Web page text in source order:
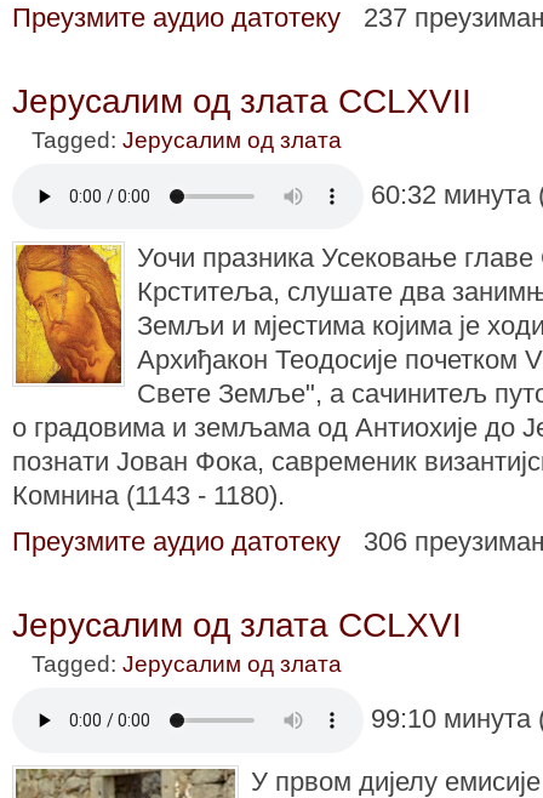
Преузмите аудио датотеку 237
Јерусалим од злата CCLXVII
Tagged: Јерусалим од злата
60:32
Уочи празника Усековање главе
Крститеља, слушате два
Земљи и мјестима којима је
Архиђакон Теодосије почетком
Свете Земље", а сачинитељ
о градовима и земљама од Антиохије до
познати Јован Фока, савременик
Комнина (1143 - 1180).
Преузмите аудио датотеку
306
Јерусалим од злата CCLXVI
Tagged: Јерусалим од злата
99:10
У првом дијелу